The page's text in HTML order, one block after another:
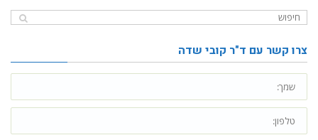
צרו קשר עם ד"ר קובי שדה